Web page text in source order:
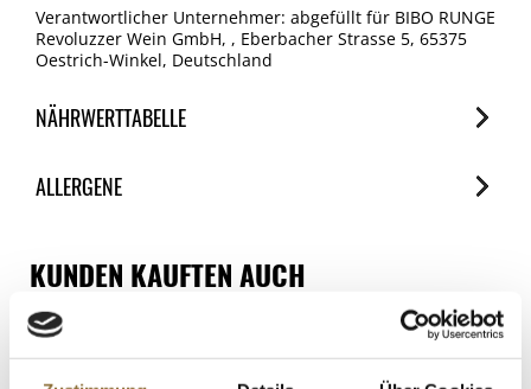
Verantwortlicher Unternehmer: abgefüllt für BIBO RUNGE
Revoluzzer Wein GmbH, , Eberbacher Strasse 5, 65375
Oestrich-Winkel, Deutschland
NÄHRWERTTABELLE
je 100ml
Fett
0 g
davon gesättigte Fettsäuren
ALLERGENE
Spuren / Enthalten
SO2/Sulfite
Enthalten
KUNDEN KAUFTEN AUCH
Griebenschmalz mit Alpenkräutern,
Art.Nr.:35032